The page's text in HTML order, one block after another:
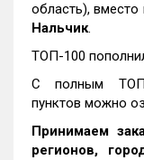
область), вместо
Нальчик.
ТОП-100
С полным ТОП-
пунктов можно
Принимаем
регионов,